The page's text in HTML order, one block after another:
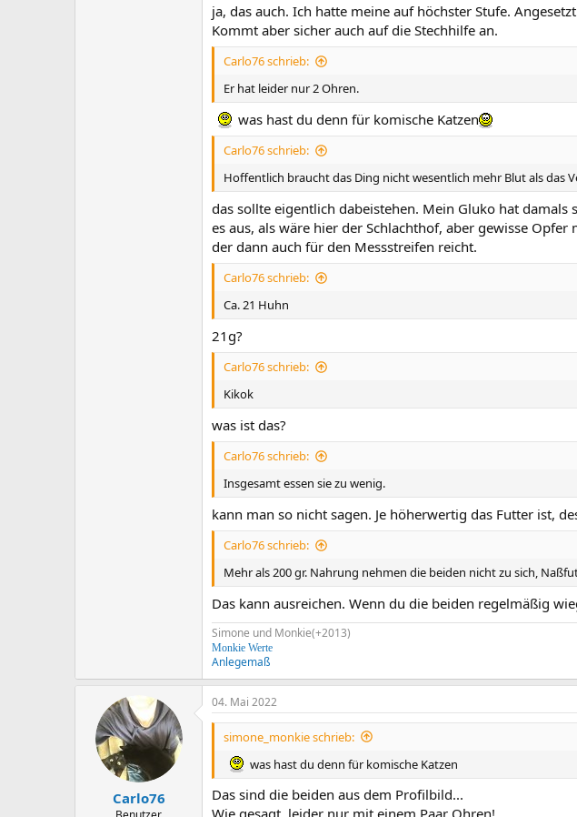
ja, das auch. Ich hatte meine auf höchster Stufe.
Kommt aber sicher auch auf die Stechhilfe an.
Carlo76 schrieb:
Er hat leider nur 2 Ohren.
was hast du denn für komische Katzen
Carlo76 schrieb:
Hoffentlich braucht das Ding nicht wesentlich mehr Blut als das
das sollte eigentlich dabeistehen. Mein Gluko hat
es aus, als wäre hier der Schlachthof, aber gewisse Opfer
der dann auch für den Messstreifen reicht.
Carlo76 schrieb:
Ca. 21 Huhn
21g?
Carlo76 schrieb:
Kikok
was ist das?
Carlo76 schrieb:
Insgesamt essen sie zu wenig.
kann man so nicht sagen. Je höherwertig das Futter ist,
Carlo76 schrieb:
Mehr als 200 gr. Nahrung nehmen die beiden nicht zu sich,
Das kann ausreichen. Wenn du die beiden regelmäßig
Simone und Monkie(+2013)
Monkie Werte
Anlegemaß
Carlo76
04. Mai 2022
simone_monkie schrieb:
was hast du denn für komische Katzen
Das sind die beiden aus dem Profilbild...